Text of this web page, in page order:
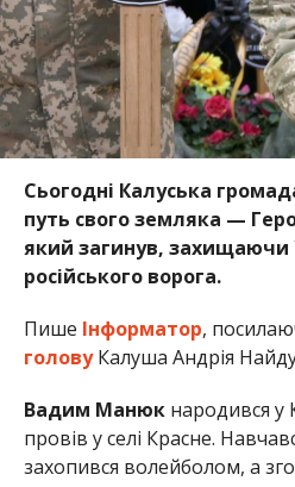
Сьогодні Калуська
путь свого земляка —
який загинув, захищаючи
російського ворога.
Пише Інформатор,
головуКалуша Андрія
Вадим Манюкнародився у
провів у селі Красне.
захопився волейболом, а